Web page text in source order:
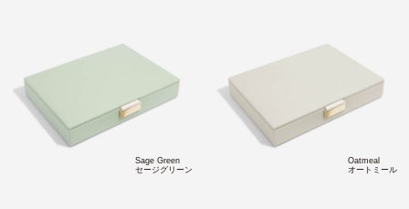
Sage Green
セージグリーン
Oatmeal
オートミール